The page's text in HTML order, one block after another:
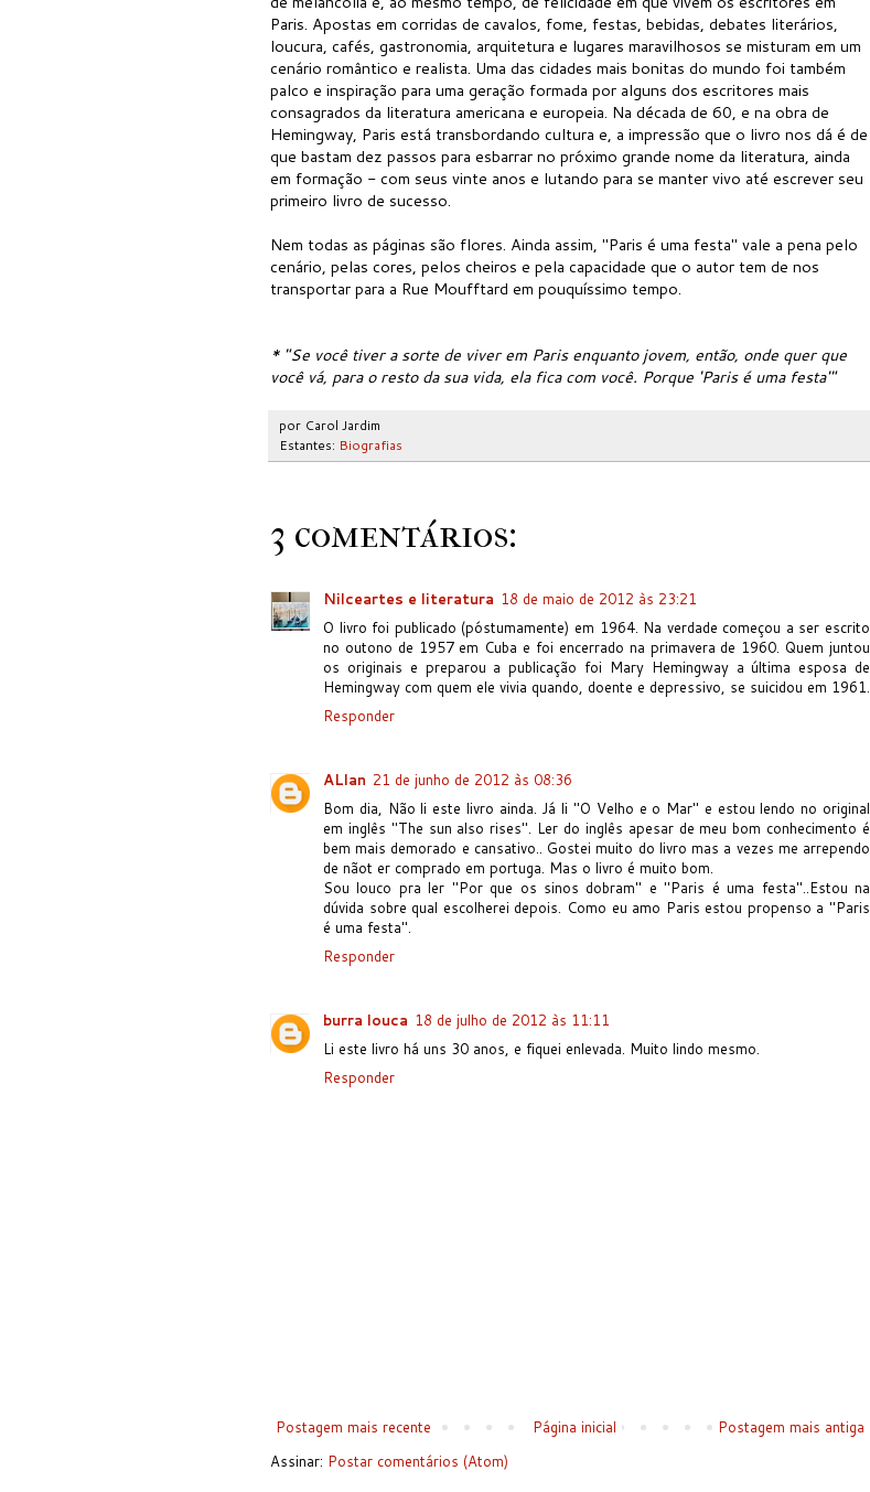
Paris. Apostas em corridas de cavalos, fome, festas, bebidas, debates literários,
loucura, cafés, gastronomia, arquitetura e lugares maravilhosos se misturam em um
cenário romântico e realista. Uma das cidades mais bonitas do mundo foi também
palco e inspiração para uma geração formada por alguns dos escritores mais
consagrados da literatura americana e europeia. Na década de 60, e na obra de
Hemingway, Paris está transbordando cultura e, a impressão que o livro nos dá é de
que bastam dez passos para esbarrar no próximo grande nome da literatura, ainda
em formação - com seus vinte anos e lutando para se manter vivo até escrever seu
primeiro livro de sucesso.
Nem todas as páginas são flores. Ainda assim, "Paris é uma festa" vale a pena pelo
cenário, pelas cores, pelos cheiros e pela capacidade que o autor tem de nos
transportar para a Rue Moufftard em pouquíssimo tempo.
* "Se você tiver a sorte de viver em Paris enquanto jovem, então, onde quer que
você vá, para o resto da sua vida, ela fica com você. Porque 'Paris é uma festa'"
por Carol Jardim
Estantes: Biografias
3 comentários:
Nilceartes e literatura 18 de maio de 2012 às 23:21
O livro foi publicado (póstumamente) em 1964. Na verdade começou a ser escrito
no outono de 1957 em Cuba e foi encerrado na primavera de 1960. Quem juntou
os originais e preparou a publicação foi Mary Hemingway a última esposa de
Hemingway com quem ele vivia quando, doente e depressivo, se suicidou em 1961.
Responder
ALlan 21 de junho de 2012 às 08:36
Bom dia, Não li este livro ainda. Já li "O Velho e o Mar" e estou lendo no original
em inglês "The sun also rises". Ler do inglês apesar de meu bom conhecimento é
bem mais demorado e cansativo.. Gostei muito do livro mas a vezes me arrependo
de nãot er comprado em portuga. Mas o livro é muito bom.
Sou louco pra ler "Por que os sinos dobram" e "Paris é uma festa"..Estou na
dúvida sobre qual escolherei depois. Como eu amo Paris estou propenso a "Paris
é uma festa".
Responder
burra louca 18 de julho de 2012 às 11:11
Li este livro há uns 30 anos, e fiquei enlevada. Muito lindo mesmo.
Responder
Postagem mais recente Postagem mais antiga
Página inicial
Assinar: Postar comentários (Atom)